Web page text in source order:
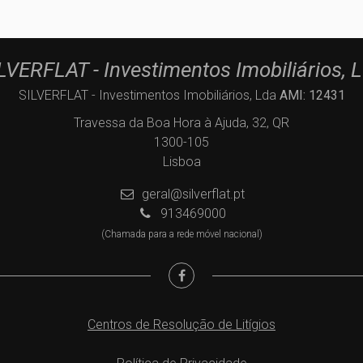
- Investimentos Imobiliários,
SILVERFLAT - Investimentos Imobiliários, Lda AMI: 12431
Travessa da Boa Hora à Ajuda, 32, QR
1300-105
Lisboa
geral@silverflat.pt
913469000
(Chamada para a rede móvel nacional)
Centros de Resolução de Litígios